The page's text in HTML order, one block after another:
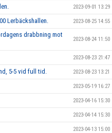
2023-09-01 13:29
Lerbäckshallen. 2023-08-25 14:55
drabbning mot
2023-08-24 11:50
2023-08-23 21:47
5-5 vid full tid. 2023-08-23 13:21
2023-05-19 16:27
2023-04-16 15:30
2023-04-14 15:30
2023-04-13 15:00